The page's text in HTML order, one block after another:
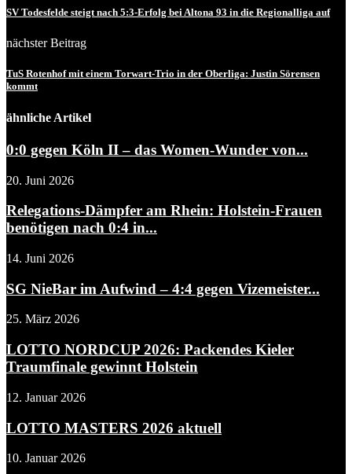
SV Todesfelde steigt nach 5:3-Erfolg bei Altona 93 in die Regionalliga auf
nächster Beitrag
TuS Rotenhof mit einem Torwart-Trio in der Oberliga: Justin Sörensen
kommt
ähnliche Artikel
0:0 gegen Köln II – das Women-Wunder von...
20. Juni 2026
Relegations-Dämpfer am Rhein: Holstein-Frauen
benötigen nach 0:4 in...
14. Juni 2026
SG NieBar im Aufwind – 4:4 gegen Vizemeister...
25. März 2026
LOTTO NORDCUP 2026: Packendes Kieler
Traumfinale gewinnt Holstein
12. Januar 2026
LOTTO MASTERS 2026 aktuell
10. Januar 2026